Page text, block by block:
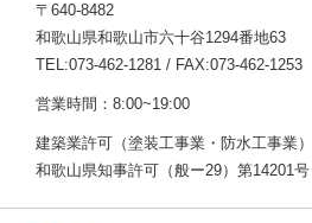
〒640-8482
和歌山県和歌山市六十谷1294番地63
TEL:073-462-1281 / FAX:073-462-1253
営業時間：8:00~19:00
建築業許可（塗装工事業・防水工事業）
和歌山県知事許可（般ー29）第14201号